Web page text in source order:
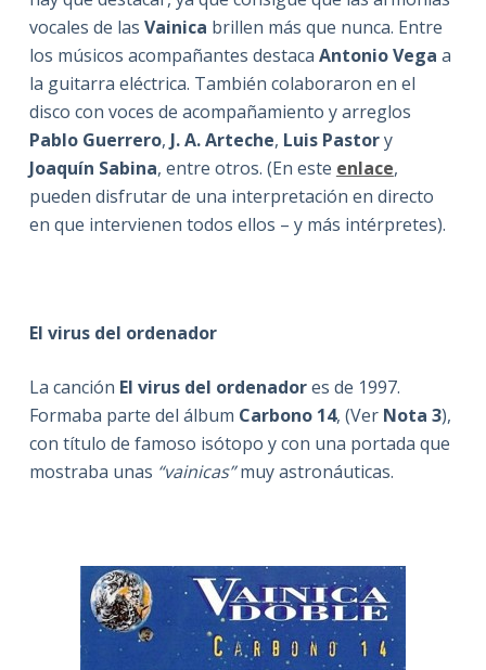
vocales de las Vainica brillen más que nunca. Entre
los músicos acompañantes destaca Antonio Vega a
la guitarra eléctrica. También colaboraron en el
disco con voces de acompañamiento y arreglos
Pablo Guerrero, J. A. Arteche, Luis Pastory
Joaquín Sabina, entre otros. (En este enlace,
pueden disfrutar de una interpretación en directo
en que intervienen todos ellos – y más intérpretes).
El virus del ordenador
La canción El virus del ordenadores de 1997.
Formaba parte del álbum Carbono 14, (Ver Nota 3),
con título de famoso isótopo y con una portada que
mostraba unas “vainicas”muy astronáuticas.